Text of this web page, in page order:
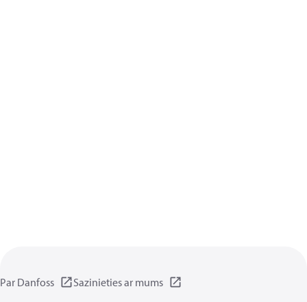
Par Danfoss
Sazinieties ar mums